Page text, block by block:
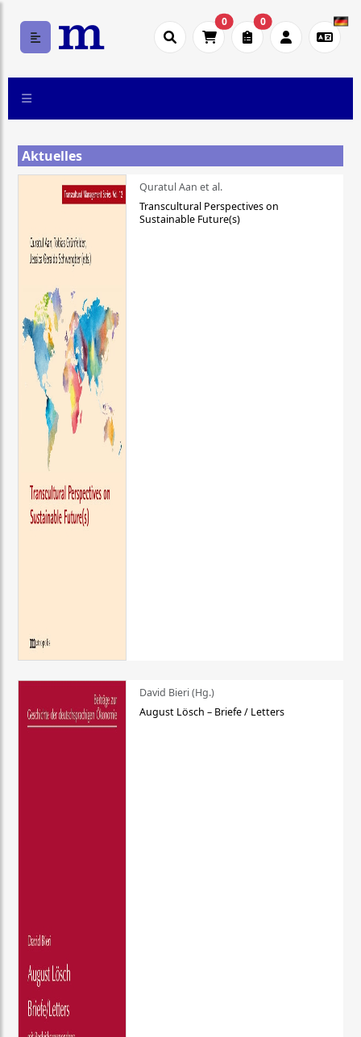
0 0
Aktuelles
Quratul Aan et al.
Transcultural Perspectives on
Sustainable Future(s)
David Bieri (Hg.)
August Lösch – Briefe / Letters